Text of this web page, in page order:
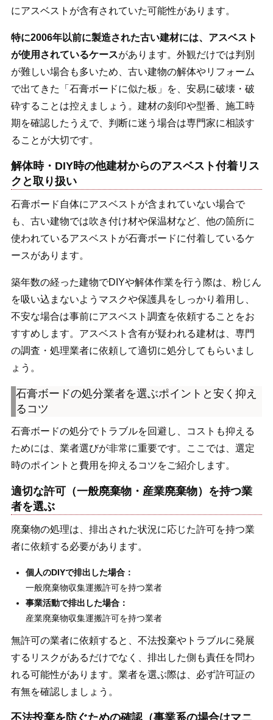
にアスベストが含有されていた可能性があります。
特に2006年以前に製造された古い建材には、アスベスト
が使用されているケースがあります。外観だけでは判別
が難しい場合も多いため、古い建物の解体やリフォーム
で出てきた「石膏ボードに似た板」を、安易に破壊・破
砕することは控えましょう。建材の刻印や型番、施工時
期を確認したうえで、判断に迷う場合は専門家に相談す
ることが大切です。
解体時・DIY時の他建材からのアスベスト付着リス
クと取り扱い
石膏ボード自体にアスベストが含まれていない場合で
も、古い建物では吹き付け材や保温材など、他の箇所に
使われているアスベストが石膏ボードに付着しているケ
ースがあります。
築年数の経った建物でDIYや解体作業を行う際は、粉じん
を吸い込まないようマスクや保護具をしっかり着用し、
不安な場合は事前にアスベスト調査を依頼することをお
すすめします。アスベスト含有が疑われる建材は、専門
の調査・処理業者に依頼して適切に処分してもらいまし
ょう。
石膏ボードの処分業者を選ぶポイントと安く抑え
るコツ
石膏ボードの処分でトラブルを回避し、コストも抑える
ためには、業者選びが非常に重要です。ここでは、選定
時のポイントと費用を抑えるコツをご紹介します。
適切な許可（一般廃棄物・産業廃棄物）を持つ業
者を選ぶ
廃棄物の処理は、排出された状況に応じた許可を持つ業
者に依頼する必要があります。
個人のDIYで排出した場合：
一般廃棄物収集運搬許可を持つ業者
事業活動で排出した場合：
産業廃棄物収集運搬許可を持つ業者
無許可の業者に依頼すると、不法投棄やトラブルに発展
するリスクがあるだけでなく、排出した側も責任を問わ
れる可能性があります。業者を選ぶ際は、必ず許可証の
有無を確認しましょう。